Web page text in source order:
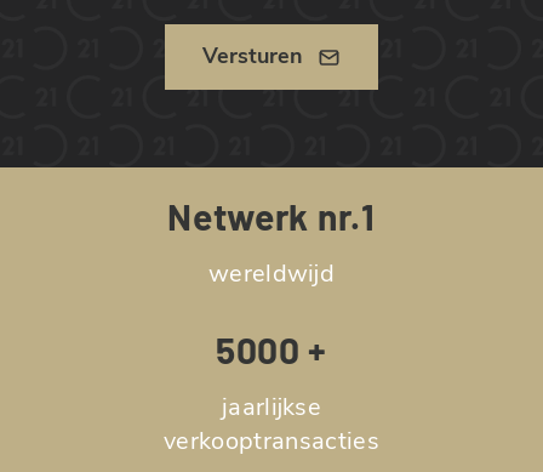
Versturen
Netwerk nr.1
wereldwijd
5000 +
jaarlijkse
verkooptransacties